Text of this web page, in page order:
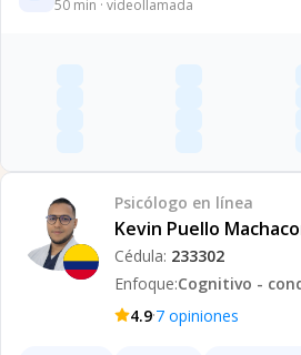
50 min · videollamada
Psicólogo en línea
Kevin Puello
Cédula: 233302
Enfoque:Cognitivo -
4.9·7 opiniones